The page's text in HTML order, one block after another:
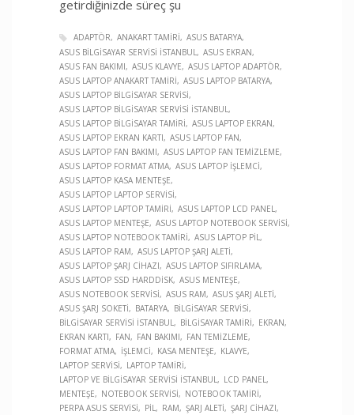
getirdiğinizde süreç şu
ADAPTÖR ANAKART TAMIRI
ASUS BATARYA
ASUS BILGISAYAR SERVISI İSTANBUL ASUS EKRAN
ASUS FAN BAKIMI
ASUS KLAVYE
ASUS LAPTOP ADAPTÖR
ASUS LAPTOP ANAKART TAMIRI
ASUS LAPTOP BATARYA
ASUS LAPTOP BILGISAYAR SERVISI
ASUS LAPTOP BILGISAYAR SERVISI İSTANBUL
ASUS LAPTOP BILGISAYAR TAMIRI
ASUS LAPTOP EKRAN
ASUS LAPTOP EKRAN KARTI
ASUS LAPTOP FAN
ASUS LAPTOP FAN BAKIMI
ASUS LAPTOP FAN TEMIZLEME
ASUS LAPTOP FORMAT ATMA ASUS LAPTOP İŞLEMCI
ASUS LAPTOP KASA MENTEŞE
ASUS LAPTOP LAPTOP SERVISI
ASUS LAPTOP LAPTOP TAMIRI
ASUS LAPTOP LCD PANEL
ASUS LAPTOP MENTEŞE
ASUS LAPTOP NOTEBOOK SERVISI
ASUS LAPTOP NOTEBOOK TAMIRI
ASUS LAPTOP PIL
ASUS LAPTOP RAM
ASUS LAPTOP ŞARJ ALETI
ASUS LAPTOP ŞARJ CIHAZI
ASUS LAPTOP SIFIRLAMA
ASUS LAPTOP SSD HARDDISK ASUS MENTEŞE
ASUS NOTEBOOK SERVISI
ASUS RAM
ASUS ŞARJ ALETI
ASUS ŞARJ SOKETI
BATARYA
BILGISAYAR SERVISI
BILGISAYAR SERVISI İSTANBUL
BILGISAYAR TAMIRI
EKRAN
EKRAN KARTI
FAN FAN BAKIMI
FAN TEMIZLEME
FORMAT ATMA
İŞLEMCI KASA MENTEŞE
KLAVYE
LAPTOP SERVISI
LAPTOP TAMIRI
LAPTOP VE BILGISAYAR SERVISI İSTANBUL
LCD PANEL
MENTEŞE
NOTEBOOK SERVISI
NOTEBOOK TAMIRI
PERPA ASUS SERVISI
PIL RAM ŞARJ ALETI
ŞARJ CIHAZI